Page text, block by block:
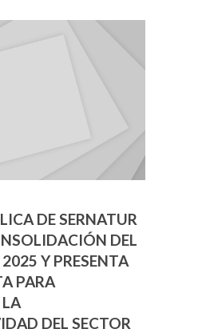
DE SERNATUR
DEL
Y PRESENTA
PARA
LA
DEL SECTOR